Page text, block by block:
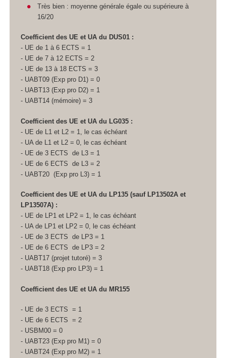
Très bien : moyenne générale égale ou supérieure à
16/20
Coefficient des UE et UA du DUS01 :
- UE de 1 à 6 ECTS = 1
- UE de 7 à 12 ECTS = 2
- UE de 13 à 18 ECTS = 3
- UABT09 (Exp pro D1) = 0
- UABT13 (Exp pro D2) = 1
- UABT14 (mémoire) = 3
Coefficient des UE et UA du LG035 :
- UE de L1 et L2 = 1, le cas échéant
- UA de L1 et L2 = 0, le cas échéant
- UE de 3 ECTS de L3 = 1
- UE de 6 ECTS de L3 = 2
- UABT20 (Exp pro L3) = 1
Coefficient des UE et UA du LP135 (sauf LP13502A et
LP13507A) :
- UE de LP1 et LP2 = 1, le cas échéant
- UAde LP1 et LP2 = 0, le cas échéant
- UE de 3 ECTS de LP3 = 1
- UE de 6 ECTS de LP3 = 2
- UABT17 (projet tutoré) = 3
- UABT18 (Exp pro LP3) = 1
Coefficient des UE et UA du MR155
- UE de 3 ECTS = 1
- UE de 6 ECTS = 2
- USBM00 = 0
- UABT23 (Exp pro M1) = 0
- UABT24 (Exp pro M2) = 1